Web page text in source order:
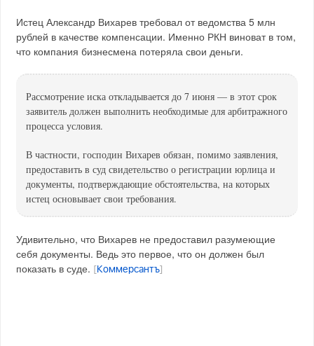
Истец Александр Вихарев требовал от ведомства 5 млн
рублей в качестве компенсации. Именно РКН виноват в том,
что компания бизнесмена потеряла свои деньги.
Рассмотрение иска откладывается до 7 июня — в этот срок
заявитель должен выполнить необходимые для арбитражного
процесса условия.
В частности, господин Вихарев обязан, помимо заявления,
предоставить в суд свидетельство о регистрации юрлица и
документы, подтверждающие обстоятельства, на которых
истец основывает свои требования.
Удивительно, что Вихарев не предоставил разумеющие
себя документы. Ведь это первое, что он должен был
показать в суде.
Коммерсантъ